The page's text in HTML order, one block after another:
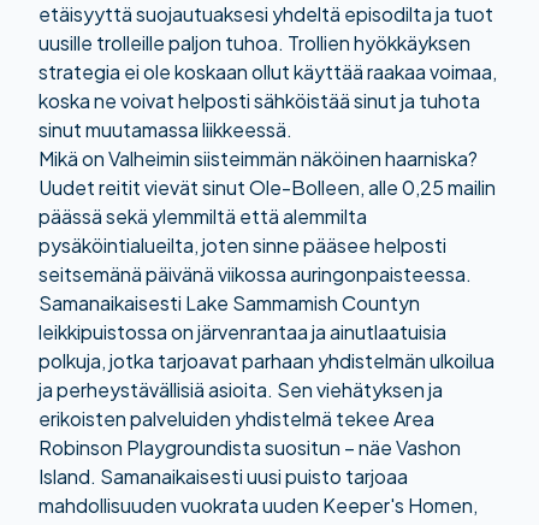
etäisyyttä suojautuaksesi yhdeltä episodilta ja tuot
uusille trolleille paljon tuhoa. Trollien hyökkäyksen
strategia ei ole koskaan ollut käyttää raakaa voimaa,
koska ne voivat helposti sähköistää sinut ja tuhota
sinut muutamassa liikkeessä.
Mikä on Valheimin siisteimmän näköinen haarniska?
Uudet reitit vievät sinut Ole-Bolleen, alle 0,25 mailin
päässä sekä ylemmiltä että alemmilta
pysäköintialueilta, joten sinne pääsee helposti
seitsemänä päivänä viikossa auringonpaisteessa.
Samanaikaisesti Lake Sammamish Countyn
leikkipuistossa on järvenrantaa ja ainutlaatuisia
polkuja, jotka tarjoavat parhaan yhdistelmän ulkoilua
ja perheystävällisiä asioita. Sen viehätyksen ja
erikoisten palveluiden yhdistelmä tekee Area
Robinson Playgroundista suositun – näe Vashon
Island. Samanaikaisesti uusi puisto tarjoaa
mahdollisuuden vuokrata uuden Keeper's Homen,